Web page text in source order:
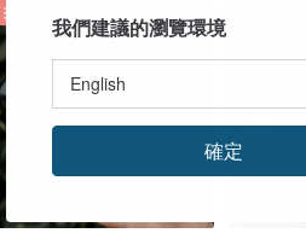
我們建議的瀏覽環境
確定